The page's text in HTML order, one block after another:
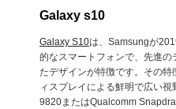
Galaxy s10
Galaxy S10は、Samsungが
的なスマートフォンで、先進
たデザインが特徴です。その
ィスプレイによる鮮明で広い
9820またはQualcomm